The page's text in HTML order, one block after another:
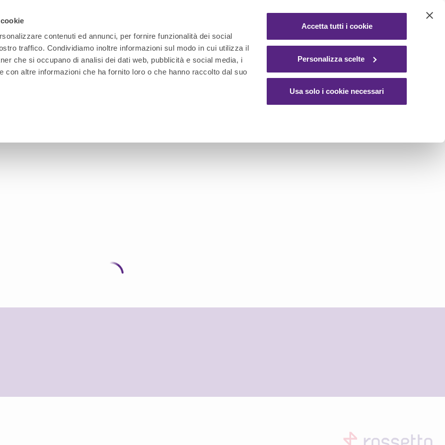
contenuti ed annunci, per fornire funzionalità dei social
traffico. Condividiamo inoltre informazioni sul modo in cui utilizza il
che si occupano di analisi dei dati web, pubblicità e social media, i
con altre informazioni che ha fornito loro o che hanno raccolto dal suo
Accetta tutti i cookie
Personalizza scelte
Usa solo i cookie necessari
INDUSTRIAL FURNITURE TECHNOLOGY